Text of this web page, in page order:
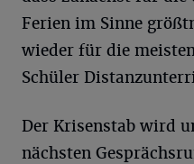
Ferien im Sinne
wieder für die
Schüler
Der Krisenstab wird
nächsten